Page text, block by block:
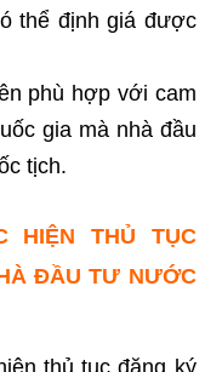
thể định giá được
phù hợp với cam
gia mà nhà đầu
tịch.
HIỆN THỦ TỤC
ĐẦU TƯ NƯỚC
thủ tục đăng ký